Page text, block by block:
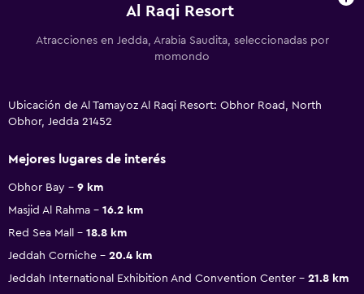
Al Raqi Resort
Atracciones en Jedda, Arabia Saudita, seleccionadas por
momondo
Ubicación de Al Tamayoz Al Raqi Resort: Obhor Road, North
Obhor, Jedda 21452
Mejores lugares de interés
Obhor Bay
9 km
Masjid Al Rahma
16.2 km
Red Sea Mall
18.8 km
Jeddah Corniche
20.4 km
Jeddah International Exhibition And Convention Center
21.8 km